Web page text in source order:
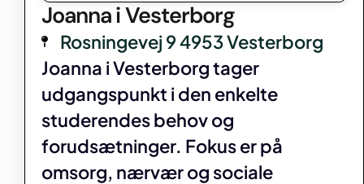
Joanna i Vesterborg
Rosningevej 9 4953 Vesterborg
Joanna i Vesterborg tager
udgangspunkt i den enkelte
studerendes behov og
forudsætninger. Fokus er på
omsorg, nærvær og sociale